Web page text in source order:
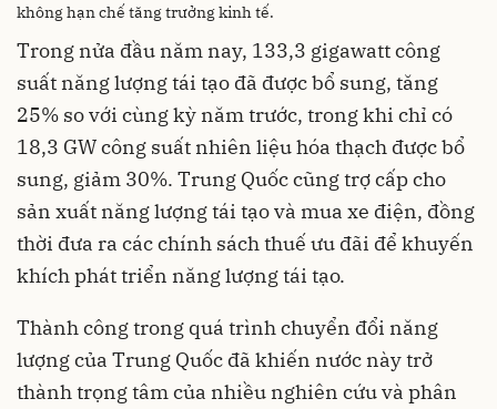
không hạn chế tăng trưởng kinh tế.
Trong nửa đầu năm nay, 133,3 gigawatt công
suất năng lượng tái tạo đã được bổ sung, tăng
25% so với cùng kỳ năm trước, trong khi chỉ có
18,3 GW công suất nhiên liệu hóa thạch được bổ
sung, giảm 30%. Trung Quốc cũng trợ cấp cho
sản xuất năng lượng tái tạo và mua xe điện, đồng
thời đưa ra các chính sách thuế ưu đãi để khuyến
khích phát triển năng lượng tái tạo.
Thành công trong quá trình chuyển đổi năng
lượng của Trung Quốc đã khiến nước này trở
thành trọng tâm của nhiều nghiên cứu và phân